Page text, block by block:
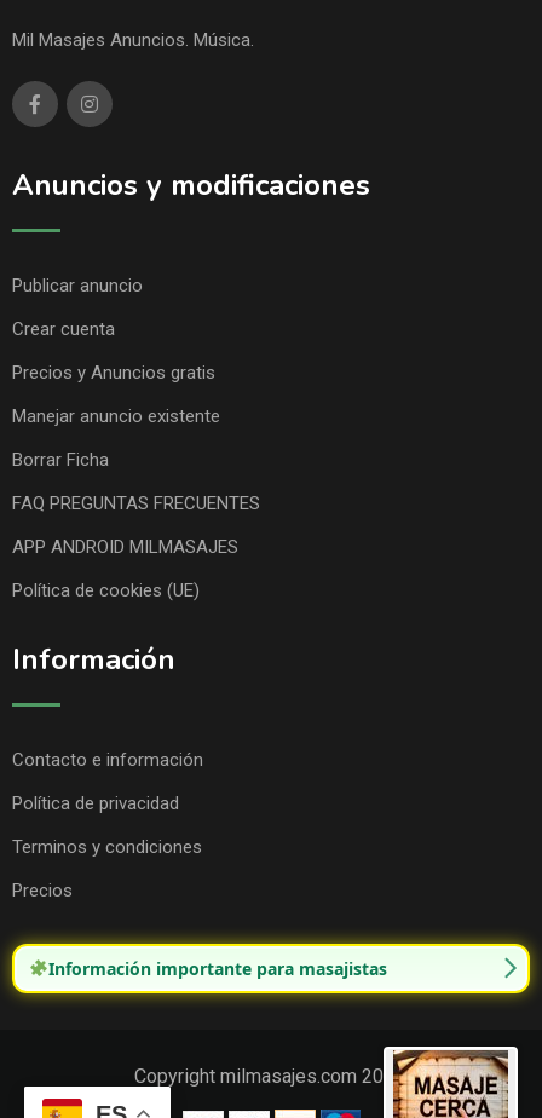
Mil Masajes Anuncios. Música.
Anuncios y modificaciones
Publicar anuncio
Crear cuenta
Precios y Anuncios gratis
Manejar anuncio existente
Borrar Ficha
FAQ PREGUNTAS FRECUENTES
APP ANDROID MILMASAJES
Política de cookies (UE)
Información
Contacto e información
Política de privacidad
Terminos y condiciones
Precios
Información importante para masajistas
Copyright milmasajes.com 2025.